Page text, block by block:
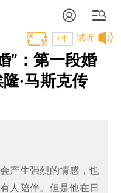
试听
T中
”：第一段婚
·马斯克传
产生强烈的情感，也
人陪伴。但是他在日